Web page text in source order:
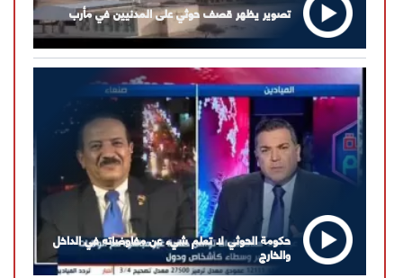
تصوير يظهر قصف حوثي على المدنيين في مأرب
حكومة الحوثي لا تعلم شيء عن مفاوضاته في الداخل
والخارج